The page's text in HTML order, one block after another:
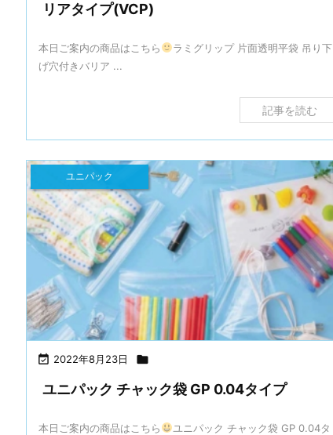
リアタイプ(VCP)
本日ご案内の商品はこちら
ラミグリップ 片面透明平袋 吊り下
げ穴付きバリア ...
記事を読む
 2022年8月23日 
ユニパック
ユニパック チャック袋 GP 0.04タイプ
本日ご案内の商品はこちら
ユニパック チャック袋 GP 0.04タ